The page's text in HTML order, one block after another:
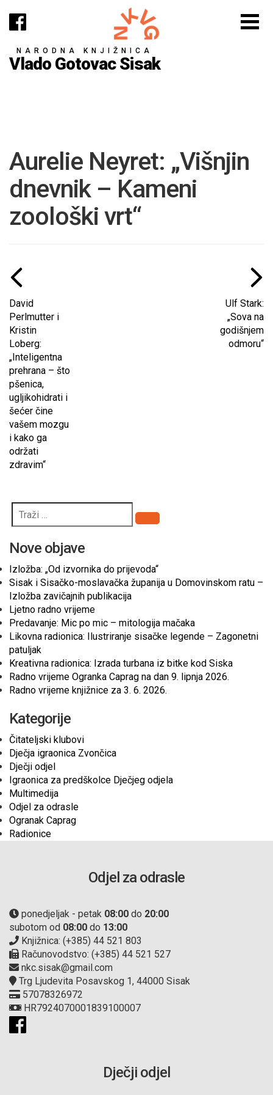
NARODNA KNJIŽNICA
Vlado Gotovac Sisak
Aurelie Neyret: „Višnjin
dnevnik – Kameni
zoološki vrt“
David
Perlmutter i
Kristin
Loberg:
„Inteligentna
prehrana – što
pšenica,
ugljikohidrati i
šećer čine
vašem mozgu
i kako ga
održati
zdravim“
Ulf Stark:
„Sova na
godišnjem
odmoru“
Pretraži
Nove objave
Izložba: „Od izvornika do prijevoda“
Sisak i Sisačko-moslavačka županija u Domovinskom ratu –
Izložba zavičajnih publikacija
Ljetno radno vrijeme
Predavanje: Mic po mic – mitologija mačaka
Likovna radionica: Ilustriranje sisačke legende – Zagonetni
patuljak
Kreativna radionica: Izrada turbana iz bitke kod Siska
Radno vrijeme Ogranka Caprag na dan 9. lipnja 2026.
Radno vrijeme knjižnice za 3. 6. 2026.
Kategorije
Čitateljski klubovi
Dječja igraonica Zvončica
Dječji odjel
Igraonica za predškolce Dječjeg odjela
Multimedija
Odjel za odrasle
Ogranak Caprag
Radionice
Odjel za odrasle
ponedjeljak - petak 08:00 do 20:00
subotom od 08:00 do 13:00
Knjižnica: (+385) 44 521 803
Računovodstvo: (+385) 44 521 527
nkc.sisak@gmail.com
Trg Ljudevita Posavskog 1, 44000 Sisak
57078326972
HR7924070001839100007
Dječji odjel